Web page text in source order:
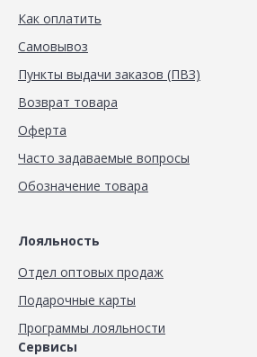
Как оплатить
Самовывоз
Пункты выдачи заказов (ПВЗ)
Возврат товара
Оферта
Часто задаваемые вопросы
Обозначение товара
Лояльность
Отдел оптовых продаж
Подарочные карты
Программы лояльности
Сервисы